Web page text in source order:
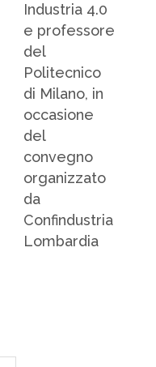
Industria 4.0
e professore
del
Politecnico
di Milano, in
occasione
del
convegno
organizzato
da
Confindustria
Lombardia